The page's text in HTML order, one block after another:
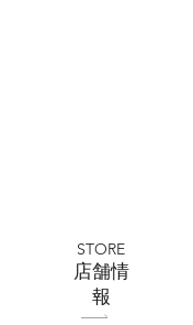
STORE
​店舗情
報